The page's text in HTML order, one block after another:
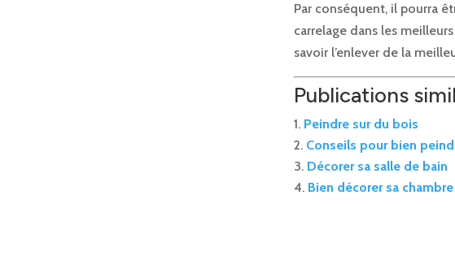
Par conséquent, il pourra
carrelage dans les
savoir l’enlever de la
Publications
Peindre sur du bois
Conseils pour bien
Décorer sa salle de bain
Bien décorer sa